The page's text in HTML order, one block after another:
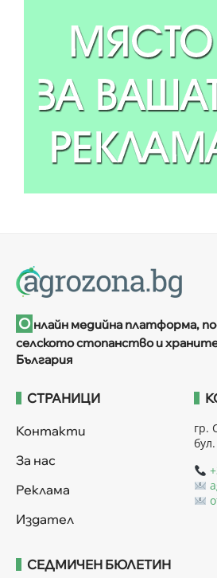
О нлайн медийна платформа,
селското стопанство и
България
СТРАНИЦИ
Контакти
За нас
Реклама
Издател
гр.
СЕДМИЧЕН БЮЛЕТИН